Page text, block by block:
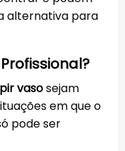
alternativa para
vasosejam
em que o
pode ser